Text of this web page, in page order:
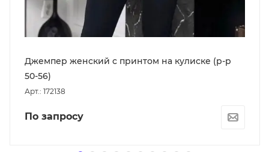
Джемпер женский с принтом на кулиске (р-р
50-56)
Арт.: 172138
По запросу